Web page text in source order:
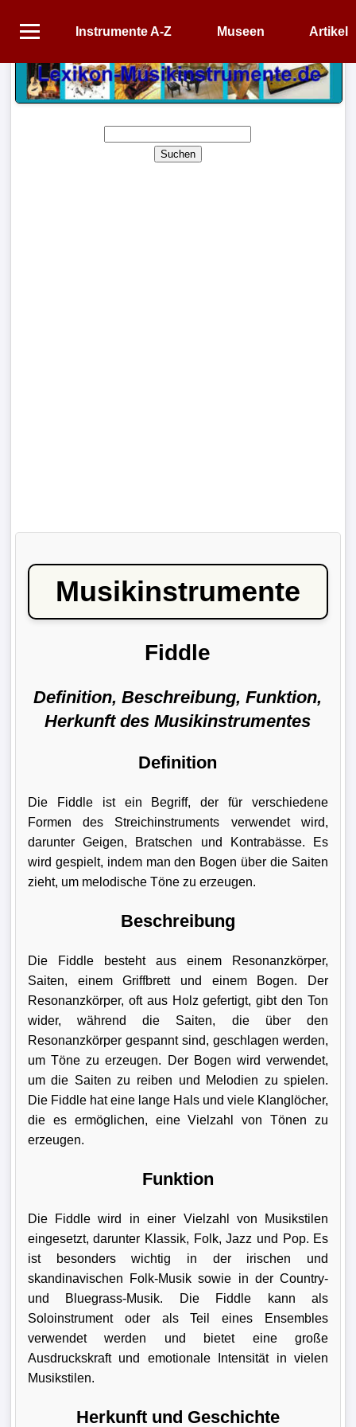
Instrumente A-Z Museen Artikel
Startseite
Instrumente
Suchen
Musikinstrumente
Fiddle
Definition, Beschreibung, Funktion,
Herkunft des Musikinstrumentes
Definition
Die Fiddle ist ein Begriff, der für verschiedene
Formen des Streichinstruments verwendet wird,
darunter Geigen, Bratschen und Kontrabässe. Es
wird gespielt, indem man den Bogen über die Saiten
zieht, um melodische Töne zu erzeugen.
Beschreibung
Die Fiddle besteht aus einem Resonanzkörper,
Saiten, einem Griffbrett und einem Bogen. Der
Resonanzkörper, oft aus Holz gefertigt, gibt den Ton
wider, während die Saiten, die über den
Resonanzkörper gespannt sind, geschlagen werden,
um Töne zu erzeugen. Der Bogen wird verwendet,
um die Saiten zu reiben und Melodien zu spielen.
Die Fiddle hat eine lange Hals und viele Klanglöcher,
die es ermöglichen, eine Vielzahl von Tönen zu
erzeugen.
Funktion
Die Fiddle wird in einer Vielzahl von Musikstilen
eingesetzt, darunter Klassik, Folk, Jazz und Pop. Es
ist besonders wichtig in der irischen und
skandinavischen Folk-Musik sowie in der Country-
und Bluegrass-Musik. Die Fiddle kann als
Soloinstrument oder als Teil eines Ensembles
verwendet werden und bietet eine große
Ausdruckskraft und emotionale Intensität in vielen
Musikstilen.
Herkunft und Geschichte